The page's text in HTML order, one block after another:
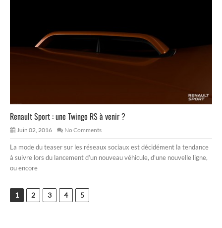
Renault Sport : une Twingo RS à venir ?
Juin 02, 2016 No Comments
La mode du teaser sur les réseaux sociaux est décidément la tendance
à suivre lors du lancement d’un nouveau véhicule, d’une nouvelle ligne,
ou encore
1 2 3 4 5